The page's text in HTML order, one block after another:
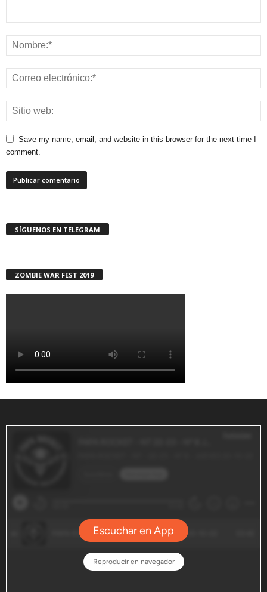
Save my name, email, and website in this browser for the next time I
comment.
SÍGUENOS EN TELEGRAM
ZOMBIE WAR FEST 2019